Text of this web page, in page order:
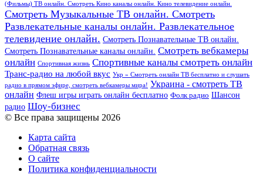
(Фильмы) ТВ онлайн. Смотреть Кино каналы онлайн. Кино телевидение онлайн.
Смотреть Музыкальные ТВ онлайн. Смотреть
Развлекательные каналы онлайн. Развлекательное
телевидение онлайн. Смотреть Познавательные ТВ онлайн.
Смотреть Познавательные каналы онлайн. Смотреть вебкамеры
онлайн Спортивная жизнь Спортивные каналы смотреть онлайн
Транс-радио на любой вкус Укр » Смотреть онлайн ТВ бесплатно и слушать
радио в прямом эфире, смотреть вебкамеры мира! Украина - смотреть ТВ
онлайн Флеш игры играть онлайн бесплатно Фолк радио Шансон
радио Шоу-бизнес
© Все права защищены 2026
Карта сайта
Обратная связь
О сайте
Политика конфиденциальности